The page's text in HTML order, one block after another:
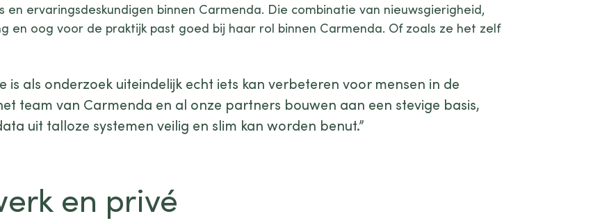
en ervaringsdeskundigen binnen Carmenda. Die combinatie van nieuwsgierigheid,
en oog voor de praktijk past goed bij haar rol binnen Carmenda. Of zoals ze het zelf
is als onderzoek uiteindelijk echt iets kan verbeteren voor mensen in de
team van Carmenda en al onze partners bouwen aan een stevige basis,
uit talloze systemen veilig en slim kan worden benut.”
en privé